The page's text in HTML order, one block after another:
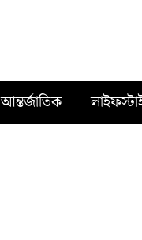
আন্তর্জাতিক